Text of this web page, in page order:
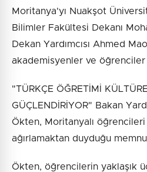
Moritanya'yı Nuakşot
Bilimler Fakültesi Dekanı
Dekan Yardımcısı Ahmed
akademisyenler ve
"TÜRKÇE ÖĞRETİMİ
GÜÇLENDİRİYOR" Bakan
Ökten, Moritanyalı
ağırlamaktan duyduğu
Ökten, öğrencilerin yaklaşık